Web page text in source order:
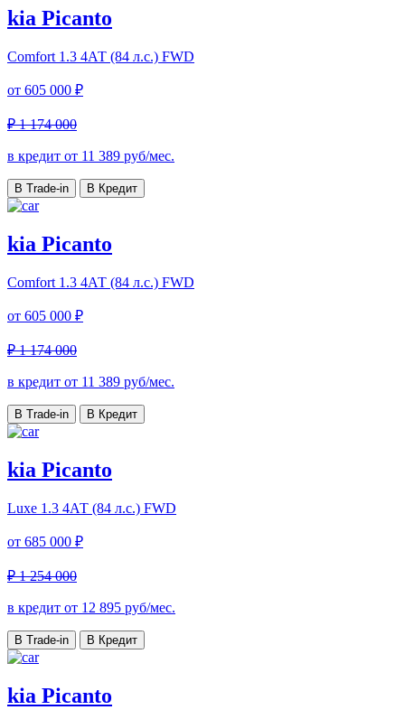
kia Picanto
Comfort 1.3 4АТ (84 л.с.) FWD
от 605 000 ₽
₽ 1 174 000
в кредит от 11 389 руб/мес.
В Trade-in В Кредит
kia Picanto
Comfort 1.3 4АТ (84 л.с.) FWD
от 605 000 ₽
₽ 1 174 000
в кредит от 11 389 руб/мес.
В Trade-in В Кредит
kia Picanto
Luxe 1.3 4АТ (84 л.с.) FWD
от 685 000 ₽
₽ 1 254 000
в кредит от 12 895 руб/мес.
В Trade-in В Кредит
kia Picanto